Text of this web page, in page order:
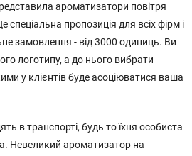
ароматизатори повітря
спеціальна пропозиція для всіх фірм і
замовлення - від 3000 одиниць. Ви
логотипу, а до нього вибрати
у клієнтів буде асоціюватися ваша
в транспорті, будь то їхня особиста
Невеликий ароматизатор на